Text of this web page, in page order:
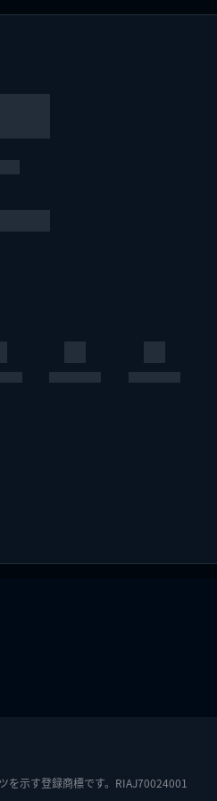
を示す登録商標です。RIAJ70024001